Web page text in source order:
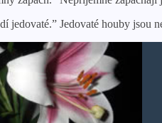
jedovaté.” Jedovaté houby jsou